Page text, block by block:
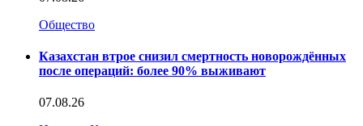
Общество
Казахстан втрое снизил смертность новорождённых
после операций: более 90% выживают
07.08.26